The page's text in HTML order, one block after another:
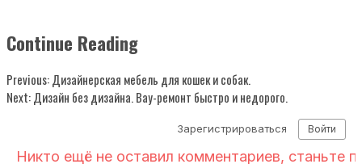
Continue Reading
Previous:Дизайнерская мебель для кошек и собак.
Next:Дизайн без дизайна. Вау-ремонт быстро и недорого.